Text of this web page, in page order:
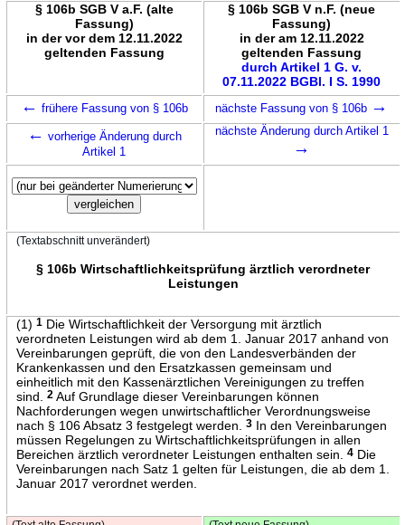
§ 106b SGB V a.F. (alte
Fassung)
in der vor dem 12.11.2022
geltenden Fassung
§ 106b SGB V n.F. (neue
Fassung)
in der am 12.11.2022
geltenden Fassung
durch Artikel 1 G. v.
07.11.2022 BGBl. I S. 1990
← frühere Fassung von § 106b nächste Fassung von § 106b →
← vorherige Änderung durch
Artikel 1
nächste Änderung durch Artikel 1
→
(Textabschnitt unverändert)
§ 106b Wirtschaftlichkeitsprüfung ärztlich verordneter
Leistungen
(1) 1Die Wirtschaftlichkeit der Versorgung mit ärztlich
verordneten Leistungen wird ab dem 1. Januar 2017 anhand von
Vereinbarungen geprüft, die von den Landesverbänden der
Krankenkassen und den Ersatzkassen gemeinsam und
einheitlich mit den Kassenärztlichen Vereinigungen zu treffen
sind.
2Auf Grundlage dieser Vereinbarungen können
Nachforderungen wegen unwirtschaftlicher Verordnungsweise
nach § 106 Absatz 3 festgelegt werden.
3In den Vereinbarungen
müssen Regelungen zu Wirtschaftlichkeitsprüfungen in allen
Bereichen ärztlich verordneter Leistungen enthalten sein.
4Die
Vereinbarungen nach Satz 1 gelten für Leistungen, die ab dem 1.
Januar 2017 verordnet werden.